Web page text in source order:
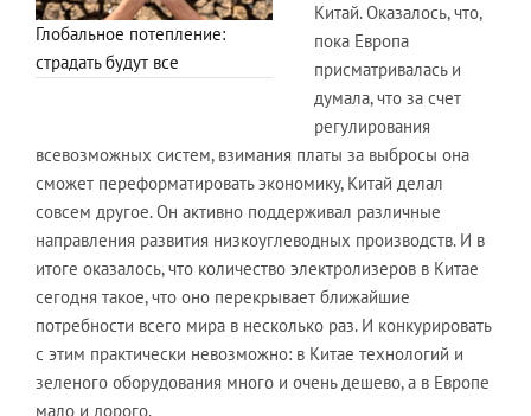
Глобальное потепление:
страдать будут все
Китай. Оказалось, что,
пока Европа
присматривалась и
думала, что за счет
регулирования
всевозможных систем, взимания платы за выбросы она
сможет переформатировать экономику, Китай делал
совсем другое. Он активно поддерживал различные
направления развития низкоуглеводных производств. И в
итоге оказалось, что количество электролизеров в Китае
сегодня такое, что оно перекрывает ближайшие
потребности всего мира в несколько раз. И конкурировать
с этим практически невозможно: в Китае технологий и
зеленого оборудования много и очень дешево, а в Европе
мало и дорого.